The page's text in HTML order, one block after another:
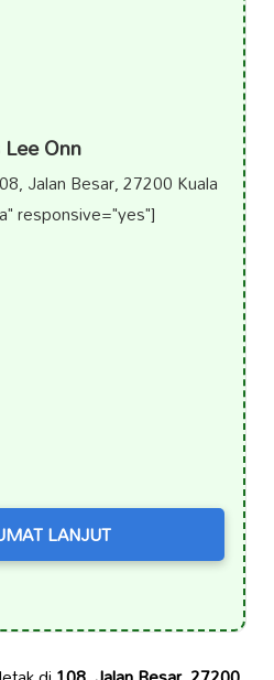
Onn
Jalan Besar, 27200 Kuala
responsive="yes"]
LANJUT